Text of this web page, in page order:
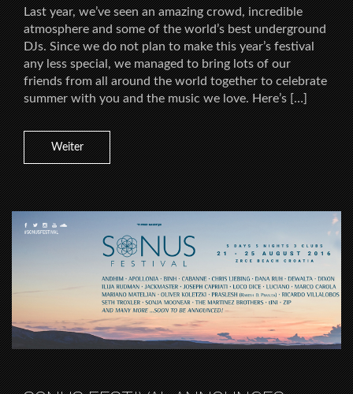
Last year, we’ve seen an amazing crowd, incredible
atmosphere and some of the world’s best underground
DJs. Since we do not plan to make this year’s festival
any less special, we managed to bring lots of our
friends from all around the world together to celebrate
summer with you and the music we love. Here’s […]
Weiter